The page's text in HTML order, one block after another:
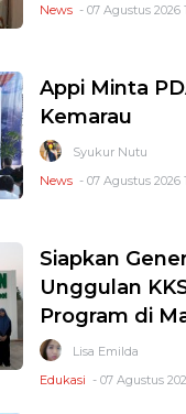
News - 07 Agustus 2026
Appi Minta
Kemarau
Syukur Nutu
News - 07 Agustus 2026
Siapkan
Unggulan
Program di
Lisa Emilda
Edukasi - 07 Agustus